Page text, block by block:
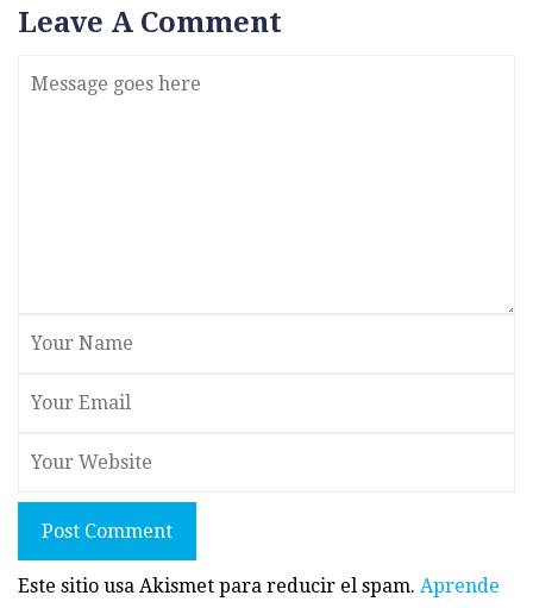
Leave A Comment
Post Comment
Este sitio usa Akismet para reducir el spam. Aprende